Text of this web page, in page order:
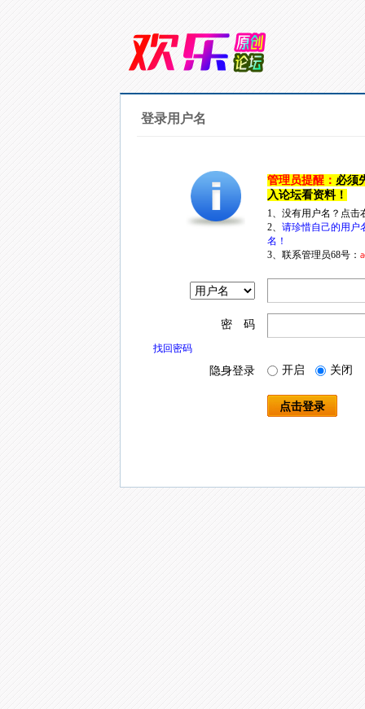
登录用户名
管理员提醒： 必须
入论坛看资料！
1、没有用户名？点
2、 请珍惜自己的用户
名！
3、联系管理员68号：
密 码
找回密码
隐身登录 开启 关闭
点击登录